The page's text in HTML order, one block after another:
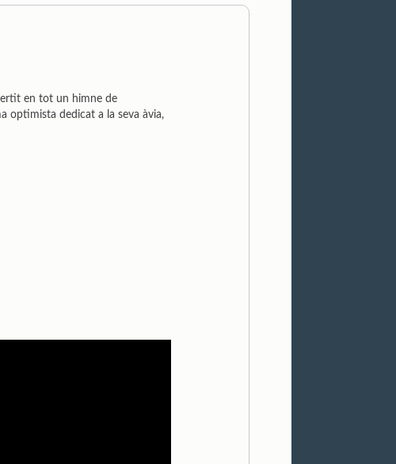
en tot un himne de
optimista dedicat a la seva àvia,